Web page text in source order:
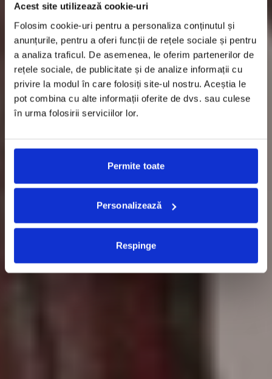
Acest site utilizează cookie-uri
Folosim cookie-uri pentru a personaliza conținutul și
anunțurile, pentru a oferi funcții de rețele sociale și pentru
a analiza traficul. De asemenea, le oferim partenerilor de
rețele sociale, de publicitate și de analize informații cu
privire la modul în care folosiți site-ul nostru. Aceștia le
pot combina cu alte informații oferite de dvs. sau culese
în urma folosirii serviciilor lor.
Permite toate
Personalizează
Respinge